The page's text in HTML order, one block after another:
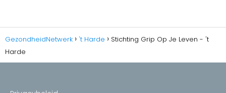
GezondheidNetwerk 't Harde
Stichting Grip Op Je Leven - 't
Harde